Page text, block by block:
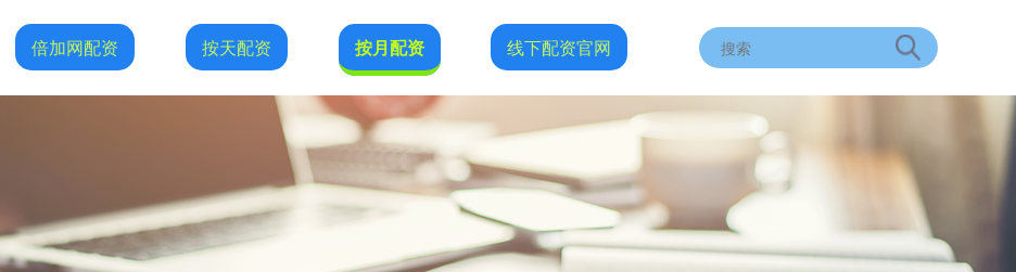
倍加网配资 按天配资 按月配资 线下配资官网